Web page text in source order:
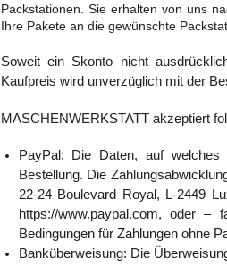
Packstationen. Sie erhalten von uns
Ihre Pakete an die gewünschte
Soweit ein Skonto nicht
Kaufpreis wird unverzüglich mit der
MASCHENWERKSTATT akzeptiert
PayPal:
Die Daten, auf
Bestellung. Die
22-24 Boulevard Royal, L-2449
https://www.paypal.com, oder
Bedingungen für Zahlungen ohne
Banküberweisung: Die